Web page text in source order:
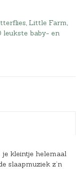
, Little Farm,
leukste baby- en
kleintje helemaal
slaapmuziek z’n